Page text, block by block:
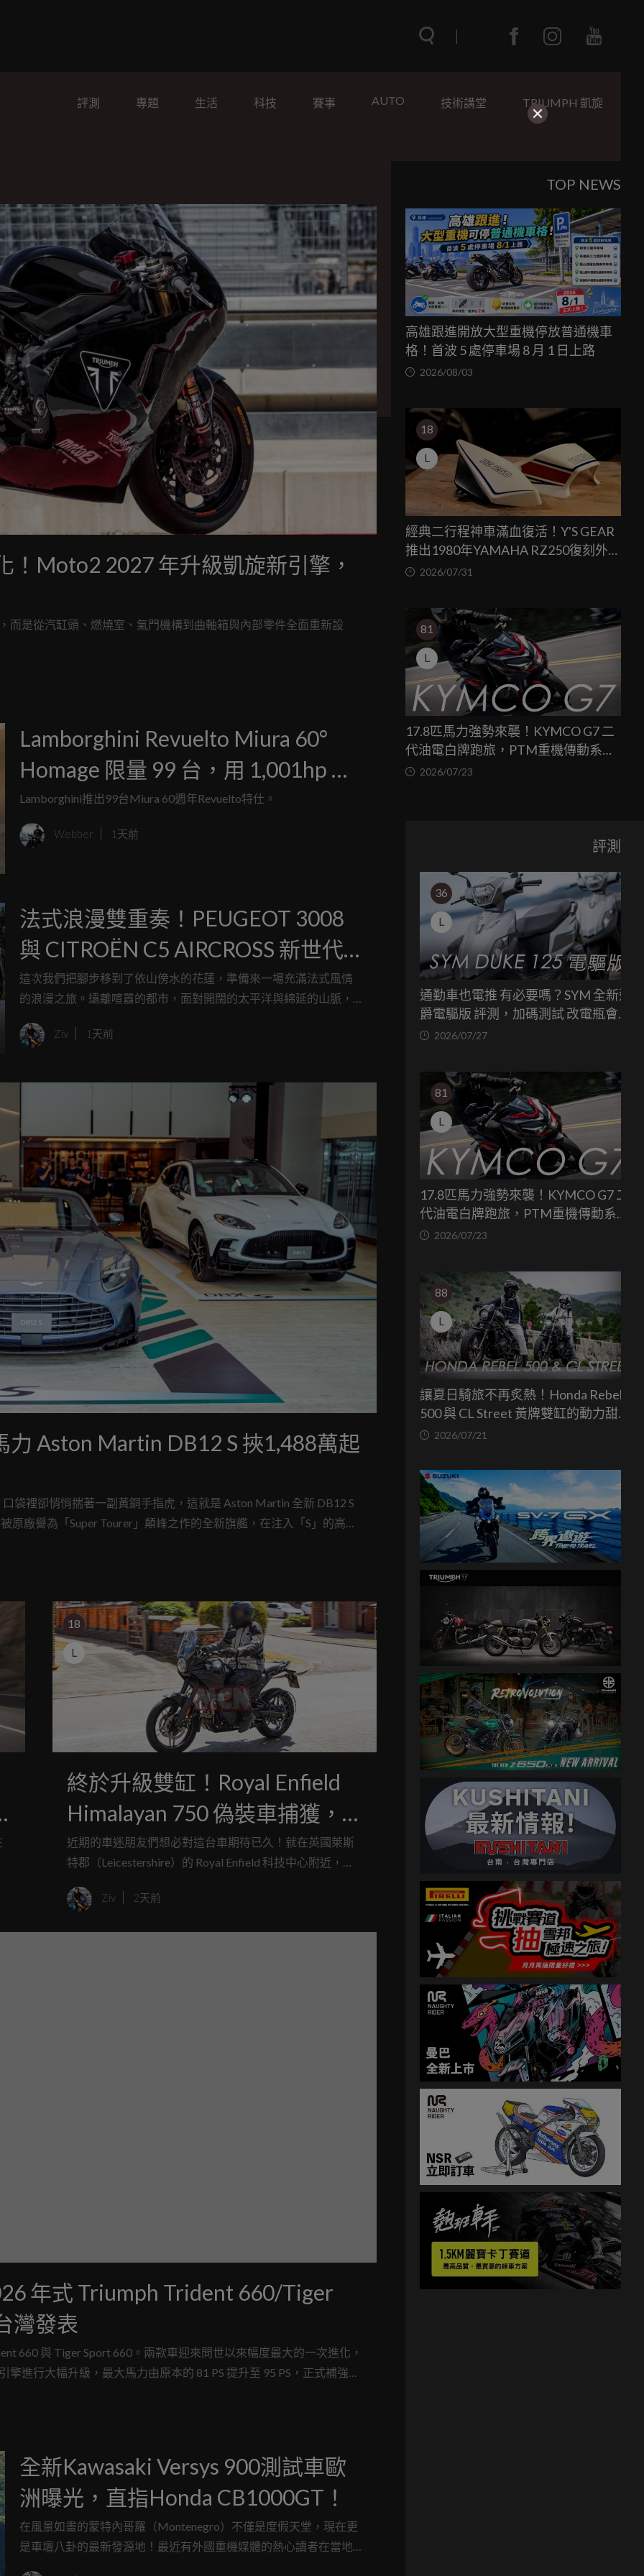
評測 專題 生活 科技 賽事 AUTO 技術講堂 TRIUMPH 凱旋
Moto2 2027 年升級凱旋新引擎，
而是從汽缸頭、燃燒室、氣門機構到曲軸箱與內部零件全面重新設
Lamborghini Revuelto Miura 60°
Homage 限量 99 台，用 1,001hp 油
電 V12 向初代超跑致敬
Lamborghini推出99台Miura 60週年Revuelto特仕。
Webber 1天前
法式浪漫雙重奏！PEUGEOT 3008
與 CITROËN C5 AIRCROSS 新世代
油電休旅體驗
這次我們把腳步移到了依山傍水的花蓮，準備來一場充滿法式風情
的浪漫之旅。遠離喧囂的都市，面對開闊的太平洋與綿延的山脈，
Stellantis 集團旗下的兩款重磅新車「CITROËN C5 AIRCROSS 以及
Ziv 1天前
Aston Martin DB12 S 挾1,488萬起
袋裡卻悄悄揣著一副黃銅手指虎，這就是 Aston Martin 全新 DB12 S
廠譽為「Super Tourer」顛峰之作的全新旗艦，在注入「S」的高性
18
L
終於升級雙缸！Royal Enfield
Himalayan 750 偽裝車捕獲，
預期馬力突破67匹，最快米蘭
車展亮相
近期的車迷朋友們想必對這台車期待已久！就在英國萊斯
特郡（Leicestershire）的 Royal Enfield 科技中心附近，有
Himalayan 750 測試車。這款從先前的偽裝車與原型車階段
Ziv 2天前
年式 Triumph Trident 660/Tiger
灣發表
660 與 Tiger Sport 660。兩款車迎來問世以來幅度最大的一次進化，
進行大幅升級，最大馬力由原本的 81 PS 提升至 95 PS，正式補強中
全新Kawasaki Versys 900測試車歐
洲曝光，直指Honda CB1000GT！
在風景如畫的蒙特內哥羅（Montenegro）不僅是度假天堂，現在更
是車壇八卦的最新發源地！最近有外國重機媒體的熱心讀者在當地
TOP NEWS
高雄跟進開放大型重機停放普通機車
格！首波 5 處停車場 8 月 1 日上路
2026/08/03
18
L
經典二行程神車滿血復活！Y'S GEAR
推出1980年YAMAHA RZ250復刻外裝
套件2026/07/31
81
L
17.8匹馬力強勢來襲！KYMCO G7 二
代油電白牌跑旅，PTM重機傳動系統
與8公斤減重的操控饗宴
2026/07/23
評測
36
L
通勤車也電推 有必要嗎？SYM 全新迪
爵電驅版 評測，加碼測試 改電瓶會更
省油嗎？
2026/07/27
81
L
17.8匹馬力強勢來襲！KYMCO G7 二
代油電白牌跑旅，PTM重機傳動系統
與8公斤減重的操控饗宴
2026/07/23
88
L
讓夏日騎旅不再炙熱！Honda Rebel
500 與 CL Street 黃牌雙缸的動力甜蜜
點 2026/07/21